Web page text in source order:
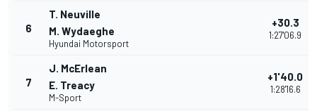
6
T. Neuville
M. Wydaeghe
Hyundai Motorsport
+30.3
1:27'06.9
7
J. McErlean
E. Treacy
M-Sport
+1'40.0
1:28'16.6